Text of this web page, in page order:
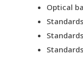
Optical